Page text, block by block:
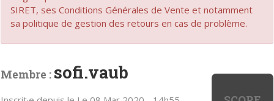
SIRET, ses Conditions Générales de Vente et notamment
sa politique de gestion des retours en cas de problème.
Membre : sofi.vaub